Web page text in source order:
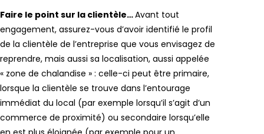
Faire le point sur la clientèle…Avant tout
engagement, assurez-vous d’avoir identifié le profil
de la clientèle de l’entreprise que vous envisagez de
reprendre, mais aussi sa localisation, aussi appelée
« zone de chalandise » : celle-ci peut être primaire,
lorsque la clientèle se trouve dans l’entourage
immédiat du local (par exemple lorsqu’il s’agit d’un
commerce de proximité) ou secondaire lorsqu’elle